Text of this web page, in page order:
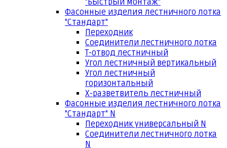
"Быстрый монтаж"
Фасонные изделия лестничного лотка
"Стандарт"
Переходник
Соединители лестничного лотка
Т-отвод лестничный
Угол лестничный вертикальный
Угол лестничный
горизонтальный
Х-разветвитель лестничный
Фасонные изделия лестничного лотка
"Стандарт" N
Переходник универсальный N
Соединители лестничного лотка
N